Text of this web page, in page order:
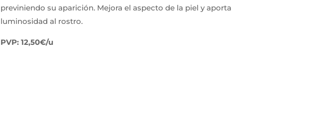
previniendo su aparición. Mejora el aspecto de la piel y aporta
luminosidad al rostro.
PVP: 12,50€/u